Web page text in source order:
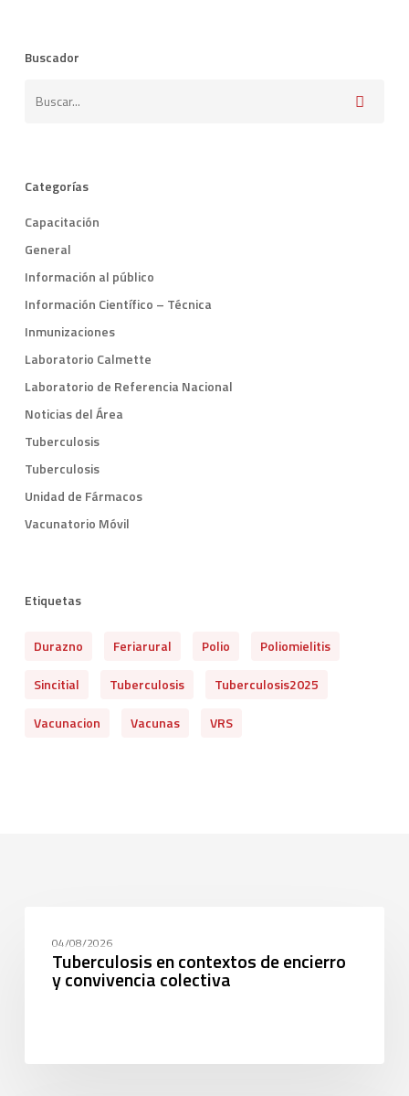
Buscador
Categorías
Capacitación
General
Información al público
Información Científico – Técnica
Inmunizaciones
Laboratorio Calmette
Laboratorio de Referencia Nacional
Noticias del Área
Tuberculosis
Tuberculosis
Unidad de Fármacos
Vacunatorio Móvil
Etiquetas
Durazno Feriarural Polio
Poliomielitis
Sincitial
Tuberculosis
Tuberculosis2025
Vacunacion
Vacunas VRS
04/08/2026
Tuberculosis en contextos de encierro
y convivencia colectiva